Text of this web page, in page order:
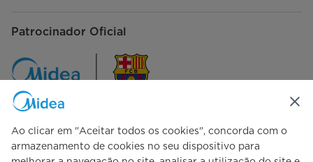
Patrocinador Oficial
Siga-nos
Ao clicar em "Aceitar todos os cookies", concorda com o
armazenamento de cookies no seu dispositivo para